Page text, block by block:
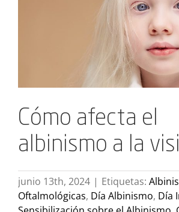
Cómo afecta el
albinismo a la
junio 13th, 2024 | Etiquetas:
Oftalmológicas, Día Albinismo, Día